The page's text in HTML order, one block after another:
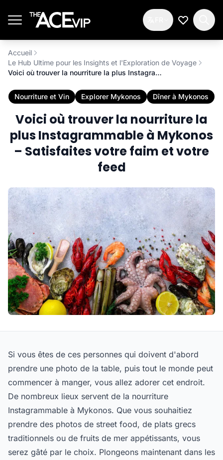
Ma Liste
Accueil
Le Hub Ultime pour les Insights et l'Exploration de Voyage
Voici où trouver la nourriture la plus Instagrammable à Mykonos – Satisfaites votre faim et votre feed
Nourriture et Vin Explorer Mykonos Dîner à Mykonos
Voici où trouver la nourriture la
plus Instagrammable à Mykonos
– Satisfaites votre faim et votre
feed
Si vous êtes de ces personnes qui doivent d'abord
prendre une photo de la table, puis tout le monde peut
commencer à manger, vous allez adorer cet endroit.
De nombreux lieux servent de la nourriture
Instagrammable à Mykonos. Que vous souhaitiez
prendre des photos de street food, de plats grecs
traditionnels ou de fruits de mer appétissants, vous
serez gâté par le choix. Plongeons maintenant dans les